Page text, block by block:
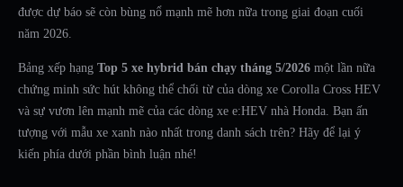
được dự báo sẽ còn bùng nổ mạnh mẽ hơn nữa trong giai đoạn cuối
năm 2026.
Bảng xếp hạng Top 5 xe hybrid bán chạy tháng 5/2026 một lần nữa
chứng minh sức hút không thể chối từ của dòng xe Corolla Cross HEV
và sự vươn lên mạnh mẽ của các dòng xe e:HEV nhà Honda. Bạn ấn
tượng với mẫu xe xanh nào nhất trong danh sách trên? Hãy để lại ý
kiến phía dưới phần bình luận nhé!